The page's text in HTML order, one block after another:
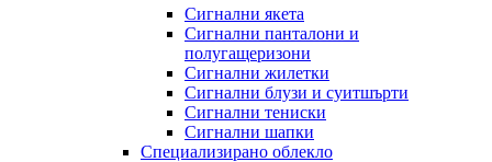
Сигнални якета
Сигнални панталони и
полугащеризони
Сигнални жилетки
Сигнални блузи и суитшърти
Сигнални тениски
Сигнални шапки
Специализирано облекло